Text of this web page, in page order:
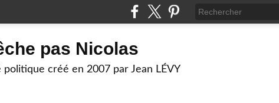
pas Nicolas
politique créé en 2007 par Jean LÉVY